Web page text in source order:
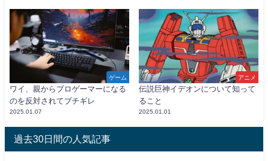
ゲーム
ワイ、親からプロゲーマーになる
のを反対されてブチギレ
2025.01.07
アニメ
伝説巨神イデオンについて知って
ること
2025.01.01
過去30日間の人気記事